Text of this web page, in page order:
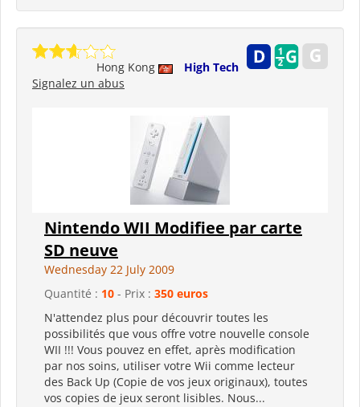
Hong Kong
High Tech
Signalez un abus
Nintendo WII Modifiee par carte
SD neuve
Wednesday 22 July 2009
Quantité : 10 - Prix : 350 euros
N'attendez plus pour découvrir toutes les
possibilités que vous offre votre nouvelle console
WII !!! Vous pouvez en effet, après modification
par nos soins, utiliser votre Wii comme lecteur
des Back Up (Copie de vos jeux originaux), toutes
vos copies de jeux seront lisibles. Nous...